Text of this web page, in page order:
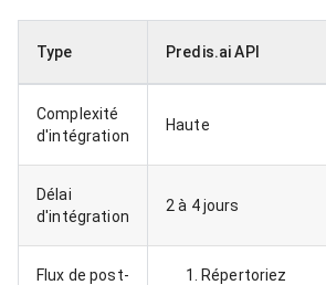
Type Predis.ai API
Complexité
d'intégration
Haute
Délai
d'intégration
2 à 4 jours
Flux de post-
Répertoriez